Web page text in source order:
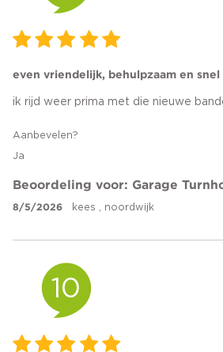
even vriendelijk, behulpzaam en snel
ik rijd weer prima met die nieuwe
Aanbevelen?
Ja
Beoordeling voor: Garage
8/5/2026 kees , noordwijk
10